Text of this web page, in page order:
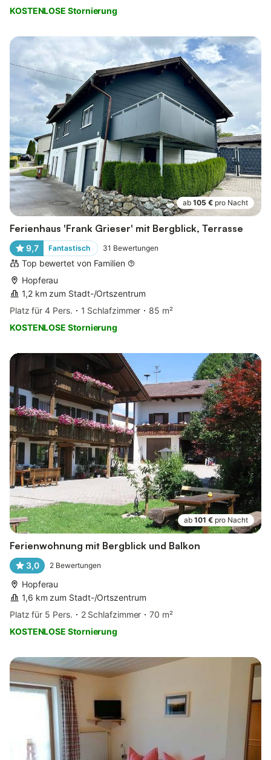
KOSTENLOSE Stornierung
ab 105 € pro Nacht
Ferienhaus 'Frank Grieser' mit Bergblick, Terrasse
9,7 Fantastisch 31 Bewertungen
Top bewertet von Familien
Hopferau
1,2 km zum Stadt-/Ortszentrum
Platz für 4 Pers.
1 Schlafzimmer
85 m²
KOSTENLOSE Stornierung
ab 101 € pro Nacht
Ferienwohnung mit Bergblick und Balkon
3,0 2 Bewertungen
Hopferau
1,6 km zum Stadt-/Ortszentrum
Platz für 5 Pers.
2 Schlafzimmer
70 m²
KOSTENLOSE Stornierung